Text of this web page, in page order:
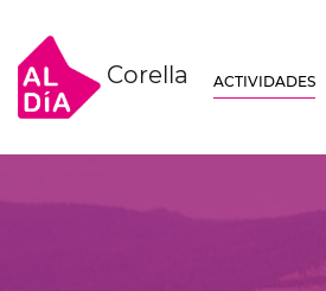
Corella ACTIVIDADES